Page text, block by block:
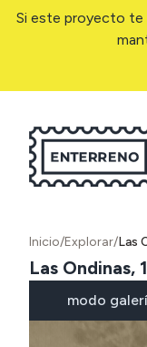
Si este proyecto te
Inicio/Explorar/Las
Las Ondinas,
modo